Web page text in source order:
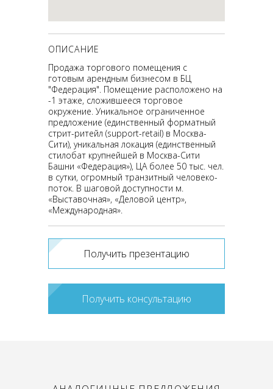
ОПИСАНИЕ
Продажа торгового помещения с
готовым арендным бизнесом в БЦ
"Федерация". Помещение расположено на
-1 этаже, сложившееся торговое
окружение. Уникальное ограниченное
предложение (единственный форматный
стрит-ритейл (support-retail) в Москва-
Сити), уникальная локация (единственный
стилобат крупнейшей в Москва-Сити
Башни «Федерация»), ЦА более 50 тыс. чел.
в сутки, огромный транзитный человеко-
поток. В шаговой доступности м.
«Выставочная», «Деловой центр»,
«Международная».
Получить презентацию
Получить консультацию